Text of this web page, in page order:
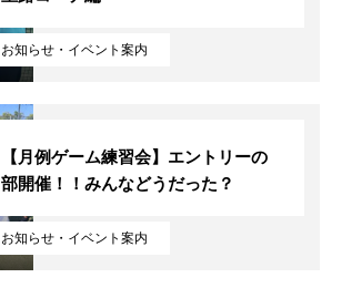
お知らせ・イベント案内
お知らせ・イベント案内
【月例ゲーム練習会】エントリーの
部開催！！みんなどうだった？